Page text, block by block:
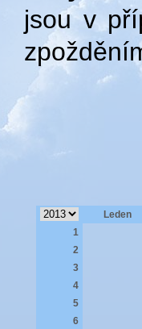
jsou v
Leden
1
2
3
4
5
6